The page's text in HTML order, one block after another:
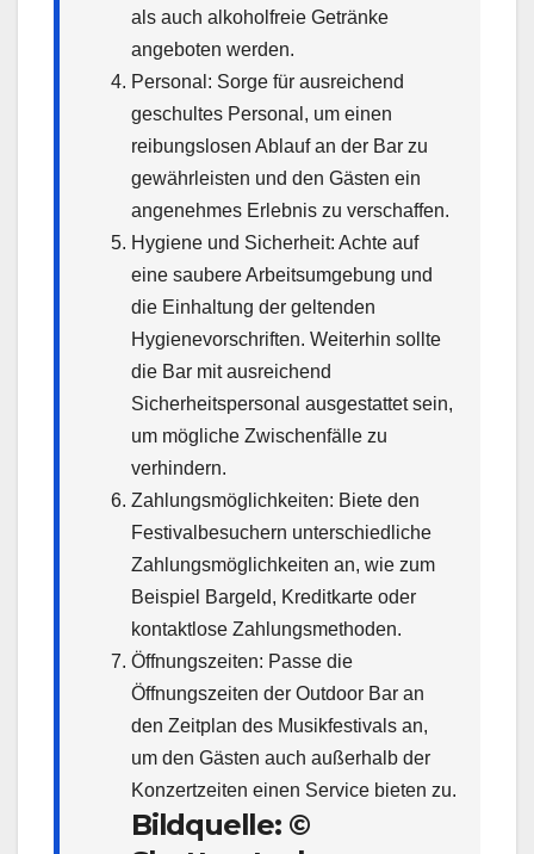
als auch alkoholfreie Getränke
angeboten werden.
Personal: Sorge für ausreichend
geschultes Personal, um einen
reibungslosen Ablauf an der Bar zu
gewährleisten und den Gästen ein
angenehmes Erlebnis zu verschaffen.
Hygiene und Sicherheit: Achte auf
eine saubere Arbeitsumgebung und
die Einhaltung der geltenden
Hygienevorschriften. Weiterhin sollte
die Bar mit ausreichend
Sicherheitspersonal ausgestattet sein,
um mögliche Zwischenfälle zu
verhindern.
Zahlungsmöglichkeiten: Biete den
Festivalbesuchern unterschiedliche
Zahlungsmöglichkeiten an, wie zum
Beispiel Bargeld, Kreditkarte oder
kontaktlose Zahlungsmethoden.
Öffnungszeiten: Passe die
Öffnungszeiten der Outdoor Bar an
den Zeitplan des Musikfestivals an,
um den Gästen auch außerhalb der
Konzertzeiten einen Service bieten zu.
Bildquelle:©